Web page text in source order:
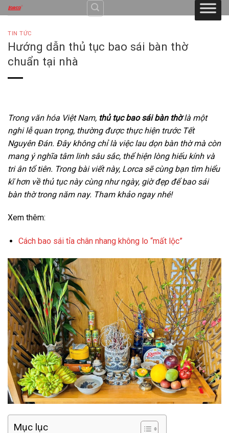
Skip
to
content
TIN TỨC
Hướng dẫn thủ tục bao sái bàn thờ
chuẩn tại nhà
Trong văn hóa Việt Nam, thủ tục bao sái bàn thờlà một
nghi lễ quan trọng, thường được thực hiện trước Tết
Nguyên Đán. Đây không chỉ là việc lau dọn bàn thờ mà còn
mang ý nghĩa tâm linh sâu sắc, thể hiện lòng hiếu kính và
tri ân tổ tiên. Trong bài viết này, Lorca sẽ cùng bạn tìm hiểu
kĩ hơn về thủ tục này cùng như ngày, giờ đẹp để bao sái
bàn thờ trong năm nay. Tham khảo ngay nhé!
Xem thêm:
Cách bao sái tỉa chân nhang không lo “mất lộc”
Mục lục